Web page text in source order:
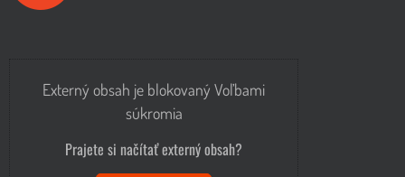
Externý obsah je blokovaný Voľbami
súkromia
Prajete si načítať externý obsah?